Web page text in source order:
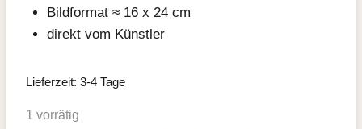
Bildformat ≈ 16 x 24 cm
direkt vom Künstler
Lieferzeit: 3-4 Tage
1 vorrätig